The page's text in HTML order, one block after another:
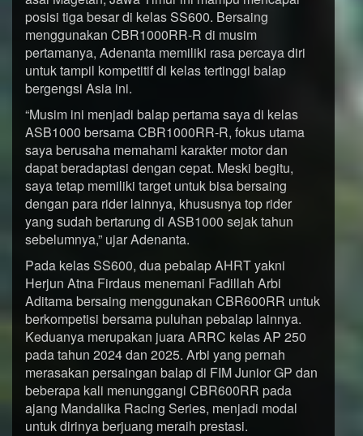
posisi tiga besar di kelas SS600. Bersaing
menggunakan CBR1000RR-R di musim
pertamanya, Adenanta memiliki rasa percaya diri
untuk tampil kompetitif di kelas tertinggi balap
bergengsi Asia ini.
“Musim ini menjadi balap pertama saya di kelas
ASB1000 bersama CBR1000RR-R, fokus utama
saya berusaha memahami karakter motor dan
dapat beradaptasi dengan cepat. Meski begitu,
saya tetap memiliki target untuk bisa bersaing
dengan para rider lainnya, khususnya top rider
yang sudah bertarung di ASB1000 sejak tahun
sebelumnya,” ujar Adenanta.
Pada kelas SS600, dua pebalap AHRT yakni
Herjun Atna Firdaus menemani Fadillah Arbi
Aditama bersaing menggunakan CBR600RR untuk
berkompetisi bersama puluhan pebalap lainnya.
Keduanya merupakan juara ARRC kelas AP 250
pada tahun 2024 dan 2025. Arbi yang pernah
merasakan persaingan balap di FIM Junior GP dan
beberapa kali menunggangi CBR600RR pada
ajang Mandalika Racing Series, menjadi modal
untuk dirinya berjuang meraih prestasi.